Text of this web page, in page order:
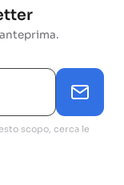
scopo, cerca le